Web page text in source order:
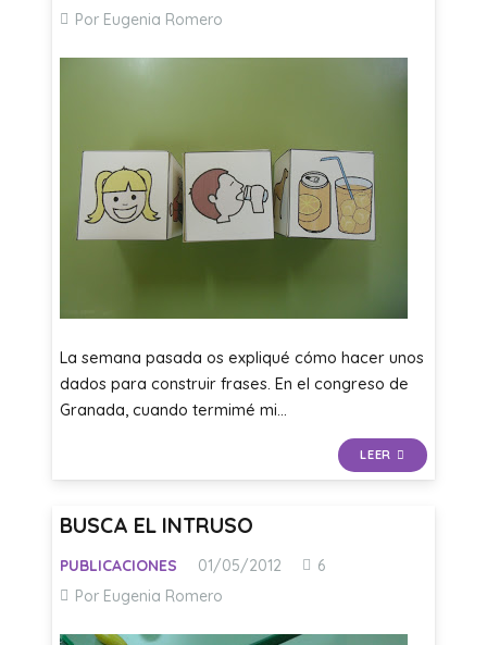
Por Eugenia Romero
La semana pasada os expliqué cómo hacer unos
dados para construir frases. En el congreso de
Granada, cuando termimé mi…
LEER
BUSCA EL INTRUSO
PUBLICACIONES 01/05/2012 6Comentarios
Por Eugenia Romero